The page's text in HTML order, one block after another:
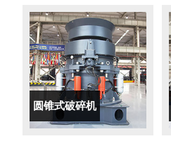
圆锥式破碎机